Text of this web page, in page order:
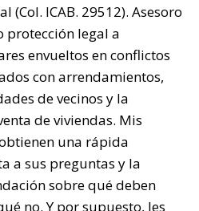
(Col. ICAB. 29512). Asesoro
protección legal a
envueltos en conflictos
con arrendamientos,
de vecinos y la
de viviendas. Mis
una rápida
a sus preguntas y la
sobre qué deben
no. Y por supuesto, les